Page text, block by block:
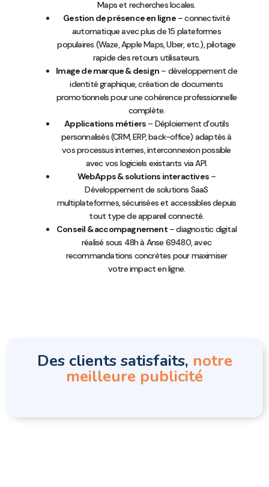
Maps et recherches locales.
Gestion de présence en ligne– connectivité
automatique avec plus de 15 plateformes
populaires (Waze, Apple Maps, Uber, etc.), pilotage
rapide des retours utilisateurs.
Image de marque & design – développement de
identité graphique, création de documents
promotionnels pour une cohérence professionnelle
complète.
Applications métiers – Déploiement d’outils
personnalisés (CRM, ERP, back-office) adaptés à
vos processus internes, interconnexion possible
avec vos logiciels existants via API.
WebApps & solutions interactives –
Développement de solutions SaaS
multiplateformes, sécurisées et accessibles depuis
tout type de appareil connecté.
Conseil & accompagnement– diagnostic digital
réalisé sous 48h à Anse 69480, avec
recommandations concrètes pour maximiser
votre impact en ligne.
Des clients satisfaits, notre
meilleure publicité